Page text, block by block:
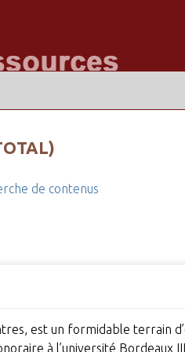
de contenus
est un formidable terrain
à l’université Bordeaux